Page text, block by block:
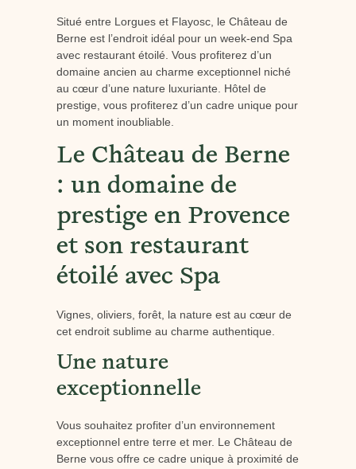
Situé entre Lorgues et Flayosc, le Château de
Berne est l’endroit idéal pour un week-end Spa
avec restaurant étoilé. Vous profiterez d’un
domaine ancien au charme exceptionnel niché
au cœur d’une nature luxuriante. Hôtel de
prestige, vous profiterez d’un cadre unique pour
un moment inoubliable.
Le Château de Berne
: un domaine de
prestige en Provence
et son restaurant
étoilé avec Spa
Vignes, oliviers, forêt, la nature est au cœur de
cet endroit sublime au charme authentique.
Une nature
exceptionnelle
Vous souhaitez profiter d’un environnement
exceptionnel entre terre et mer. Le Château de
Berne vous offre ce cadre unique à proximité de